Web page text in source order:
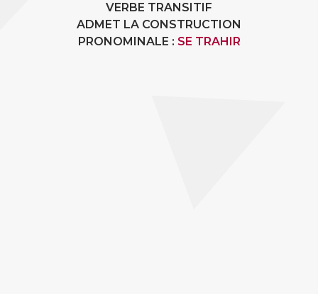
VERBE TRANSITIF
ADMET LA CONSTRUCTION
PRONOMINALE : SE TRAHIR